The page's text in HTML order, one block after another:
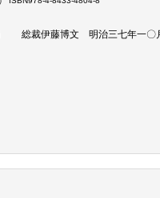
総裁伊藤博文 明治三七年一〇
補条項